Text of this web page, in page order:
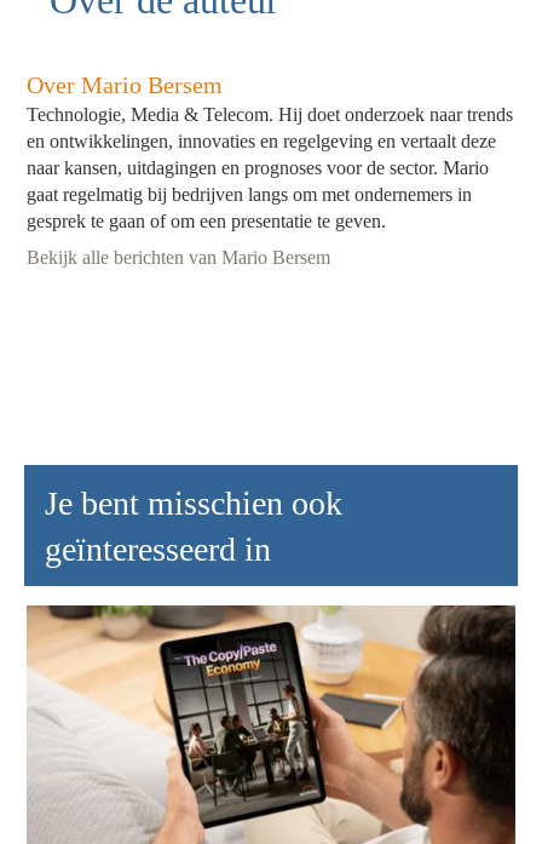
Over Mario Bersem
Technologie, Media & Telecom. Hij doet onderzoek naar trends
en ontwikkelingen, innovaties en regelgeving en vertaalt deze
naar kansen, uitdagingen en prognoses voor de sector. Mario
gaat regelmatig bij bedrijven langs om met ondernemers in
gesprek te gaan of om een presentatie te geven.
Bekijk alle berichten van Mario Bersem
Je bent misschien ook
geïnteresseerd in